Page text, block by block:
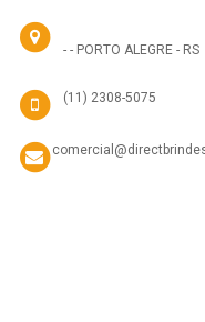
- - PORTO ALEGRE - RS
(11) 2308-5075